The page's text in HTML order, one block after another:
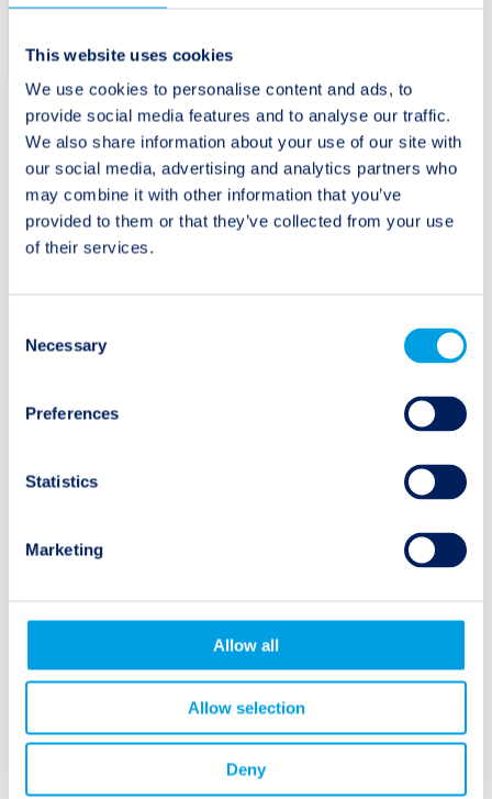
This website uses cookies
We use cookies to personalise content and ads, to
provide social media features and to analyse our traffic.
We also share information about your use of our site with
our social media, advertising and analytics partners who
may combine it with other information that you’ve
provided to them or that they’ve collected from your use
of their services.
Selection
Necessary
Preferences
Statistics
Marketing
Allow all
Allow selection
Deny
Twelve Capitals
Beitragsnavigation
Ältere Beiträge:
Twelve Capital Event
Neuere Beiträge:
Erdbeben
Überschwemmungen
Flächenbrände